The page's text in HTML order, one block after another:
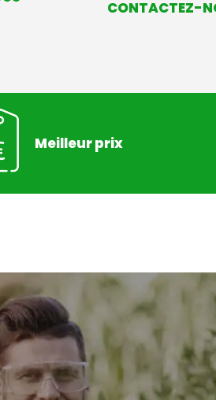
CONTACTEZ-
Meilleur prix